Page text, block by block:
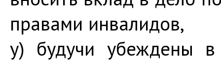
правами инвалидов,
y) будучи убеждены